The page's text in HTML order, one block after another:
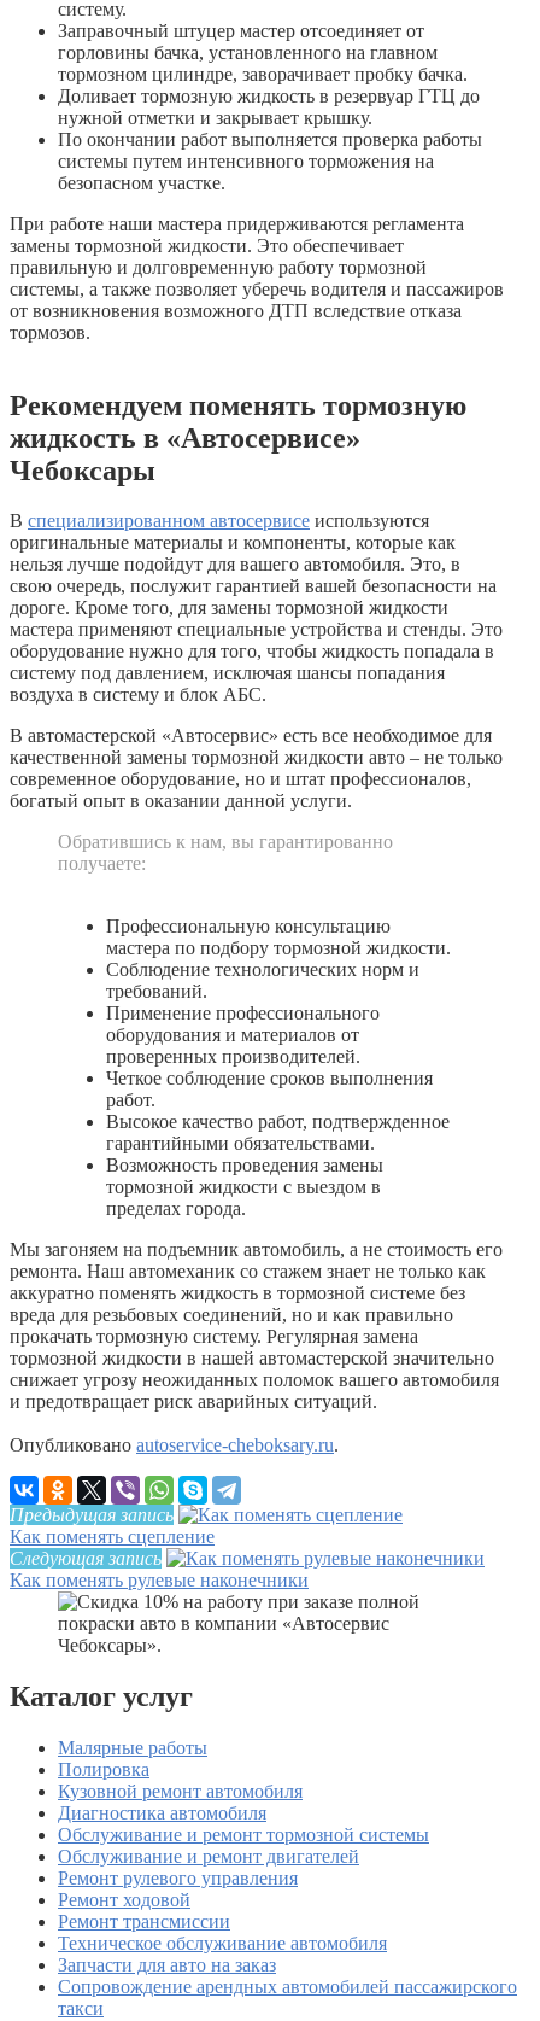
систему.
Заправочный штуцер мастер отсоединяет от
горловины бачка, установленного на главном
тормозном цилиндре, заворачивает пробку бачка.
Доливает тормозную жидкость в резервуар ГТЦ до
нужной отметки и закрывает крышку.
По окончании работ выполняется проверка работы
системы путем интенсивного торможения на
безопасном участке.
При работе наши мастера придерживаются регламента
замены тормозной жидкости. Это обеспечивает
правильную и долговременную работу тормозной
системы, а также позволяет уберечь водителя и пассажиров
от возникновения возможного ДТП вследствие отказа
тормозов.
Рекомендуем поменять тормозную
жидкость в «Автосервисе»
Чебоксары
В специализированном автосервисе используются
оригинальные материалы и компоненты, которые как
нельзя лучше подойдут для вашего автомобиля. Это, в
свою очередь, послужит гарантией вашей безопасности на
дороге. Кроме того, для замены тормозной жидкости
мастера применяют специальные устройства и стенды. Это
оборудование нужно для того, чтобы жидкость попадала в
систему под давлением, исключая шансы попадания
воздуха в систему и блок АБС.
В автомастерской «Автосервис» есть все необходимое для
качественной замены тормозной жидкости авто – не только
современное оборудование, но и штат профессионалов,
богатый опыт в оказании данной услуги.
Обратившись к нам, вы гарантированно
получаете:
Профессиональную консультацию
мастера по подбору тормозной жидкости.
Соблюдение технологических норм и
требований.
Применение профессионального
оборудования и материалов от
проверенных производителей.
Четкое соблюдение сроков выполнения
работ.
Высокое качество работ, подтвержденное
гарантийными обязательствами.
Возможность проведения замены
тормозной жидкости с выездом в
пределах города.
Мы загоняем на подъемник автомобиль, а не стоимость его
ремонта. Наш автомеханик со стажем знает не только как
аккуратно поменять жидкость в тормозной системе без
вреда для резьбовых соединений, но и как правильно
прокачать тормозную систему. Регулярная замена
тормозной жидкости в нашей автомастерской значительно
снижает угрозу неожиданных поломок вашего автомобиля
и предотвращает риск аварийных ситуаций.
Опубликовано autoservice-cheboksary.ru.
Предыдущая запись
Как поменять сцепление
Следующая запись
Как поменять рулевые наконечники
Каталог услуг
Малярные работы
Полировка
Кузовной ремонт автомобиля
Диагностика автомобиля
Обслуживание и ремонт тормозной системы
Обслуживание и ремонт двигателей
Ремонт рулевого управления
Ремонт ходовой
Ремонт трансмиссии
Техническое обслуживание автомобиля
Запчасти для авто на заказ
Сопровождение арендных автомобилей пассажирского
такси